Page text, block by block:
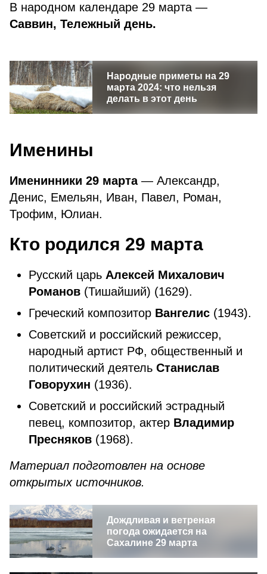
В народном календаре 29 марта —
Саввин, Тележный день.
Народные приметы на 29
марта 2024: что нельзя
делать в этот день
Именины
Именинники 29 марта — Александр,
Денис, Емельян, Иван, Павел, Роман,
Трофим, Юлиан.
Кто родился 29 марта
Русский царь Алексей Михалович
Романов (Тишайший) (1629).
Греческий композитор Вангелис (1943).
Советский и российский режиссер,
народный артист РФ, общественный и
политический деятель Станислав
Говорухин (1936).
Советский и российский эстрадный
певец, композитор, актер Владимир
Пресняков (1968).
Материал подготовлен на основе
открытых источников.
Дождливая и ветреная
погода ожидается на
Сахалине 29 марта